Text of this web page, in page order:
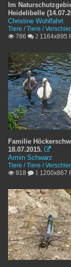
Im
Heidelibelle
Christine Wohlfahrt
Tiere / Tiere /
 766  2 1164x895
Familie
18.07.2015. 
Armin Schwarz
Tiere / Tiere /
 918  1 1200x867